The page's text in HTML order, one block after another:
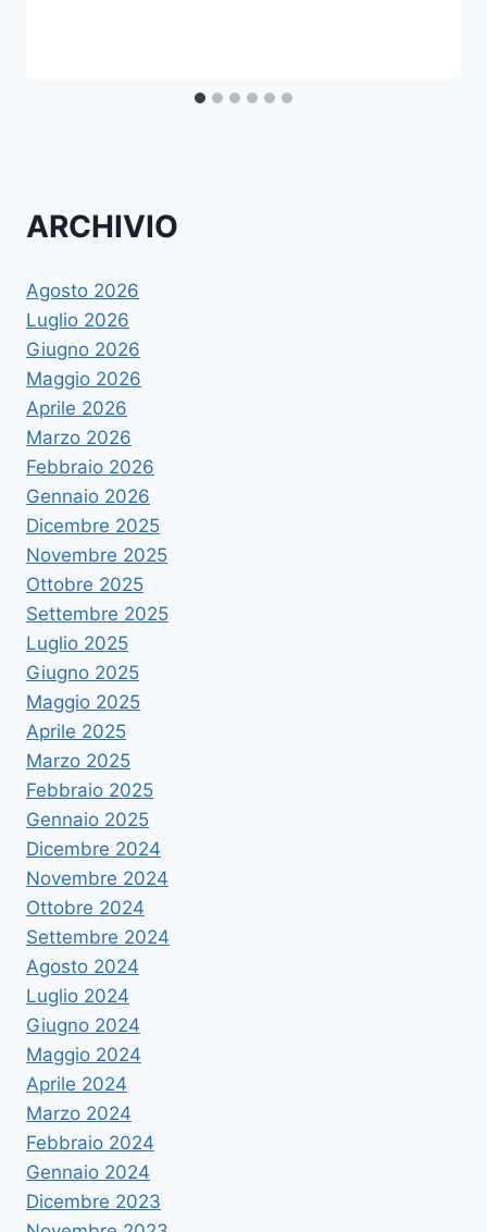
ARCHIVIO
Agosto 2026
Luglio 2026
Giugno 2026
Maggio 2026
Aprile 2026
Marzo 2026
Febbraio 2026
Gennaio 2026
Dicembre 2025
Novembre 2025
Ottobre 2025
Settembre 2025
Luglio 2025
Giugno 2025
Maggio 2025
Aprile 2025
Marzo 2025
Febbraio 2025
Gennaio 2025
Dicembre 2024
Novembre 2024
Ottobre 2024
Settembre 2024
Agosto 2024
Luglio 2024
Giugno 2024
Maggio 2024
Aprile 2024
Marzo 2024
Febbraio 2024
Gennaio 2024
Dicembre 2023